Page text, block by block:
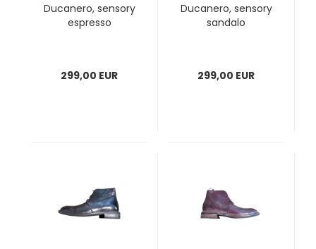
Ducanero, sensory
espresso
299,00 EUR
Ducanero, sensory
sandalo
299,00 EUR